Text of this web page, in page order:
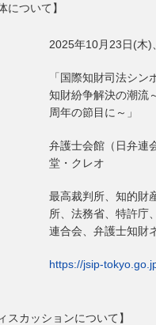
について】
2025年10月23日(木)
「国際知財司法シン
知財紛争解決の潮流
周年の節目に～」
弁護士会館（日弁連
堂・クレオ
最高裁判所、知的財
所、法務省、特許庁
連合会、弁護士知財
https://jsip-
スカッションについて】